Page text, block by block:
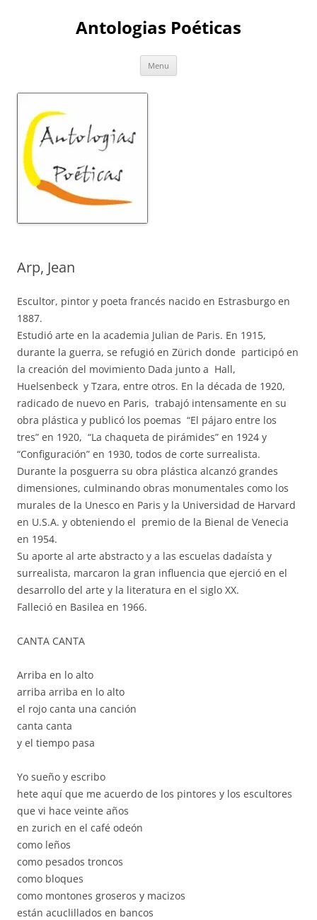
Antologias Poéticas
Menu
Arp, Jean
Escultor, pintor y poeta francés nacido en Estrasburgo en
1887.
Estudió arte en la academia Julian de Paris. En 1915,
durante la guerra, se refugió en Zürich donde participó en
la creación del movimiento Dada junto a Hall,
Huelsenbeck y Tzara, entre otros. En la década de 1920,
radicado de nuevo en Paris, trabajó intensamente en su
obra plástica y publicó los poemas “El pájaro entre los
tres” en 1920, “La chaqueta de pirámides” en 1924 y
“Configuración” en 1930, todos de corte surrealista.
Durante la posguerra su obra plástica alcanzó grandes
dimensiones, culminando obras monumentales como los
murales de la Unesco en Paris y la Universidad de Harvard
en U.S.A. y obteniendo el premio de la Bienal de Venecia
en 1954.
Su aporte al arte abstracto y a las escuelas dadaísta y
surrealista, marcaron la gran influencia que ejerció en el
desarrollo del arte y la literatura en el siglo XX.
Falleció en Basilea en 1966.
CANTA CANTA
Arriba en lo alto
arriba arriba en lo alto
el rojo canta una canción
canta canta
y el tiempo pasa
Yo sueño y escribo
hete aquí que me acuerdo de los pintores y los escultores
que vi hace veinte años
en zurich en el café odeón
como leños
como pesados troncos
como bloques
como montones groseros y macizos
están acuclillados en bancos